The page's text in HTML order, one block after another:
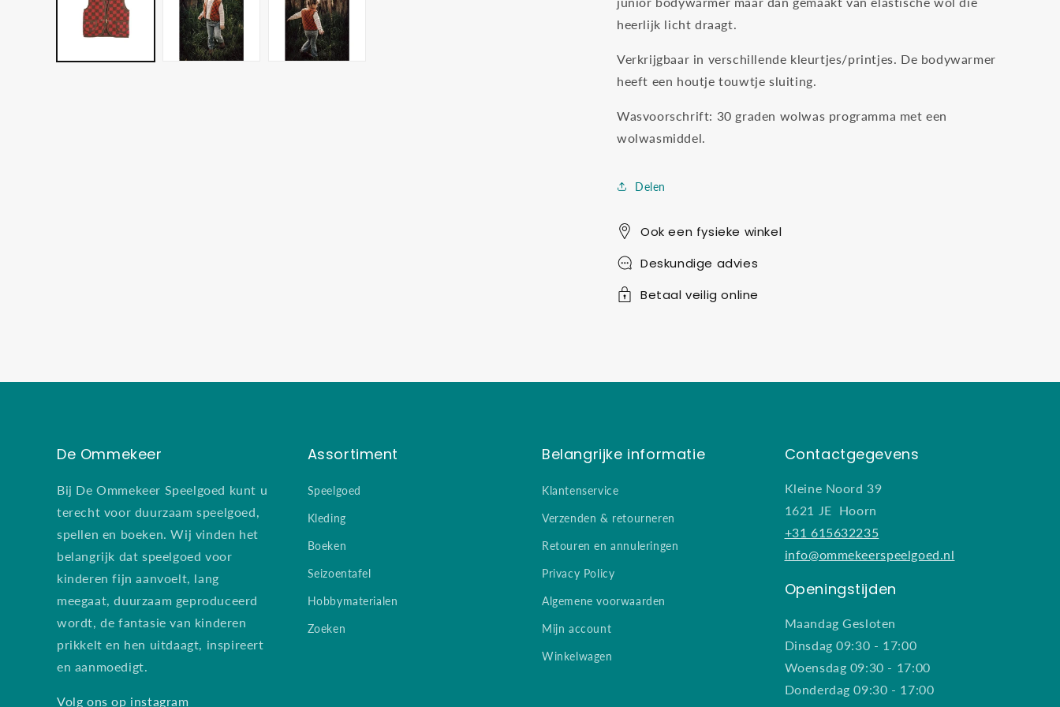
heerlijk licht draagt.
Verkrijgbaar in verschillende kleurtjes/printjes. De bodywarmer
heeft een houtje touwtje sluiting.
Wasvoorschrift: 30 graden wolwas programma met een
wolwasmiddel.
Delen
Ook een fysieke winkel
Deskundige advies
Betaal veilig online
De Ommekeer
Bij De Ommekeer Speelgoed kunt u
terecht voor duurzaam speelgoed,
spellen en boeken. Wij vinden het
belangrijk dat speelgoed voor
kinderen fijn aanvoelt, lang
meegaat, duurzaam geproduceerd
wordt, de fantasie van kinderen
prikkelt en hen uitdaagt, inspireert
en aanmoedigt.
Volg ons op instagram
Assortiment
Speelgoed
Kleding
Boeken
Seizoentafel
Hobbymaterialen
Zoeken
Belangrijke informatie
Klantenservice
Verzenden & retourneren
Retouren en annuleringen
Privacy Policy
Algemene voorwaarden
Mijn account
Winkelwagen
Contactgegevens
Kleine Noord 39
1621 JE Hoorn
+31 615632235
info@ommekeerspeelgoed.nl
Openingstijden
Maandag Gesloten
Dinsdag 09:30 - 17:00
Woensdag 09:30 - 17:00
Donderdag 09:30 - 17:00